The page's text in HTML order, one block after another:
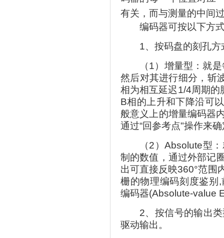
有关，而与测量的中间
编码器可按以下方
1、按码盘的刻孔方
（1）增量型：就
然后对其进行细分，斩
相为相互延迟1/4周期的
B相的上升和下降沿可
般意义上的增量编码器
通过“回参考点"操作来
（2）Absolute型
制的数值，通过外部记
出可直接反映360°范围
栅的物理编码刻度鉴别
编码器(Absolute-value
2、按信号的输出
驱动输出。